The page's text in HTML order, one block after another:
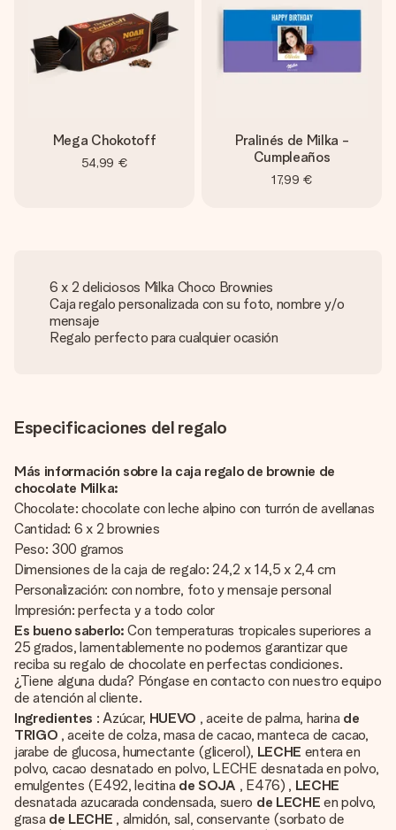
Mega Chokotoff
54,99 €
Pralinés de Milka -
Cumpleaños
17,99 €
6 x 2 deliciosos Milka Choco Brownies
Caja regalo personalizada con su foto, nombre y/o
mensaje
Regalo perfecto para cualquier ocasión
Especificaciones del regalo
Más información sobre la caja regalo de brownie de
chocolate Milka:
Chocolate: chocolate con leche alpino con turrón de avellanas
Cantidad: 6 x 2 brownies
Peso: 300 gramos
Dimensiones de la caja de regalo: 24,2 x 14,5 x 2,4 cm
Personalización: con nombre, foto y mensaje personal
Impresión: perfecta y a todo color
Es bueno saberlo: Con temperaturas tropicales superiores a
25 grados, lamentablemente no podemos garantizar que
reciba su regalo de chocolate en perfectas condiciones.
¿Tiene alguna duda? Póngase en contacto con nuestro equipo
de atención al cliente.
Ingredientes : Azúcar, HUEVO , aceite de palma, harina de
TRIGO , aceite de colza, masa de cacao, manteca de cacao,
jarabe de glucosa, humectante (glicerol), LECHE entera en
polvo, cacao desnatado en polvo, LECHE desnatada en polvo,
emulgentes (E492, lecitina de SOJA , E476) , LECHE
desnatada azucarada condensada, suero de LECHE en polvo,
grasa de LECHE , almidón, sal, conservante (sorbato de